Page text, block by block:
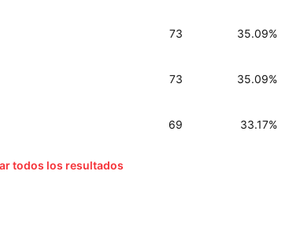
73 35.09%
73 35.09%
69 33.17%
todos los resultados